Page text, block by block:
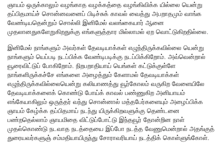
ஞாயம் ஒருக்காலும் வழங்காத வழக்கத்தை வழங்கிவிக்க யில்லை யென்று
தப்பிதமாய்ச் சொன்னவனைப் பிடிச்சுக் காவல் வைத்து அபறாதமும் வாங்க
வேண்டியதென்றும் சொல்லி இனிமேல் வலங்கையார் ஆனை
முதலானதுகளேறுகிறதுக்கு எங்களுத்தார மில்லாமல் ஏற வொட்டுகிறதில்லை.
இனிமேல் நாங்களும் அவர்கள் தேவடியாக்கள் எழுந்திருக்கவில்லை யென்று
நாங்களும் யெப்படி நடப்பிக்க வேண்டிபடிக்கு நடப்பிக்கிறோம். அவ்வென்றால்
வூரைவிட்டுப் போகிறோம். நிறபறாதியாய் யெங்கள் கட்டுக்குள்ளே
நாங்களிருக்கச்சே எங்களை அழைத்தும் கேளாமல் தேவடியாக்கள்
எழுந்திருக்கவில்லையென்று கலியாணத்து வூர்கோலம் வருகிற வேளையிலே
தேவடியாக்களைக் கொண்டு போய்க் காவல் பண்ணுகிற அனியாயம்
எங்கேயாகிலும் ஒருத்தர் வந்து சொன்னால் மத்தபேர்களையும் அழைப்பிக்க
ஞாயம் கேழ்க்க தப்பிதமாய் நடந்து யிருக்கிறவளுக்கு தெண்டனை
பண்றதெல்லாம் ஞாயமிதை விட்டுப்போட்டு இந்தவூர் தோன்றின நாள்
முதல்கொண்டு நடவாத நடத்தையை இப்போ நடத்த வேணுமென்றால் அதங்குத்
துரையவர்களுஞ் சம்மதியாயிருந்து சோராவரியாய் நடத்திக் கொள்ளுங்கோள்.